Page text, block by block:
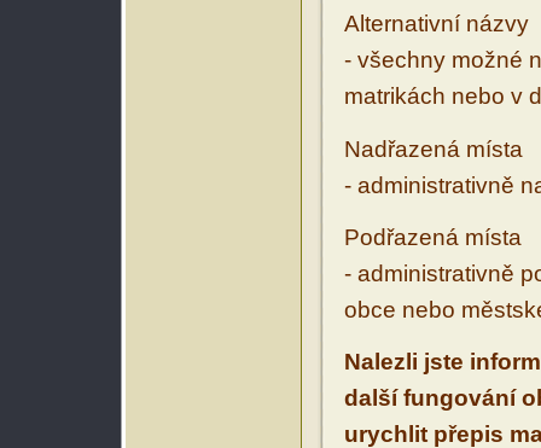
Alternativní názvy
- všechny možné
matrikách nebo v
Nadřazená místa
- administrativně
Podřazená místa
- administrativně
obce nebo
Nalezli jste
další fungování
urychlit přepis